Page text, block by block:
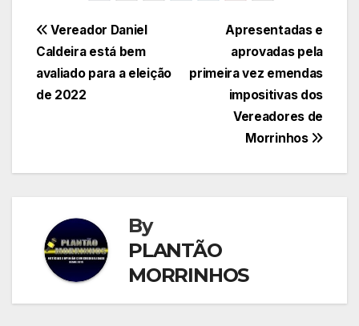
Navegação
de
Post
Apresentadas e
aprovadas pela
primeira vez emendas
impositivas dos
Vereadores de
Morrinhos
Vereador Daniel
Caldeira está bem
avaliado para a eleição
de 2022
By
PLANTÃO
MORRINHOS